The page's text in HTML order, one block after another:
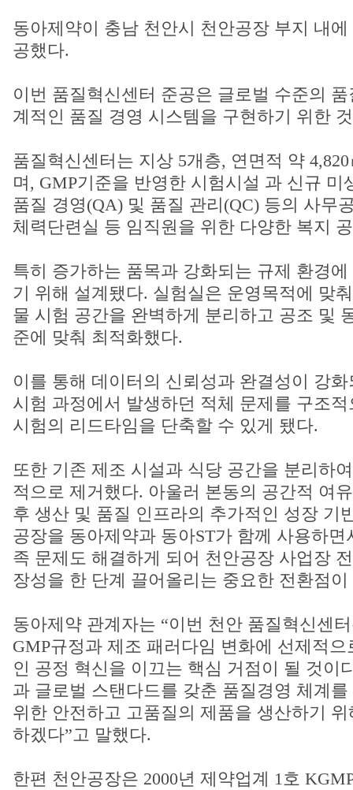
동아제약이 충남 천안시 천안공장 부지 내에
공했다.
이번 품질혁신센터 준공은 글로벌 수준의
계적인 품질 경영 시스템을 구현하기 위한
품질혁신센터는 지상 5개층, 연면적 약
며, GMP기준을 반영한 시험시설 과 신규 미
품질 경영(QA) 및 품질 관리(QC) 등의 사무
체력단련실 등 임직원을 위한 다양한 복지
특히 증가하는 품목과 강화되는 규제 환경
기 위해 설계됐다. 실험실은 운영목적에 맞
물 시험 공간을 완벽하게 분리하고 공조 및
준에 맞춰 최적화했다.
이를 통해 데이터의 신뢰성과 완결성이 강
시험 과정에서 발생하던 적체 문제를 구조
시험의 리드타임을 단축할 수 있게 됐다.
또한 기존 제조 시설과 식당 공간을 분리하
적으로 제거했다. 아울러 본동의 공간적 여
후 생산 및 품질 인프라의 추가적인 성장 기
공장을 동아제약과 동아ST가 함께 사용하
족 문제도 해결하게 되어 천안공장 사업장
장성을 한 단계 끌어올리는 중요한 전환점
동아제약 관계자는 “이번 천안 품질혁신센
GMP규정과 제조 패러다임 변화에 선제적
인 공정 혁신을 이끄는 핵심 거점이 될 것이
과 글로벌 스탠다드를 갖춘 품질경영 체계
위한 안전하고 고품질의 제품을 생산하기
하겠다”고 말했다.
한편 천안공장은 2000년 제약업계 1호